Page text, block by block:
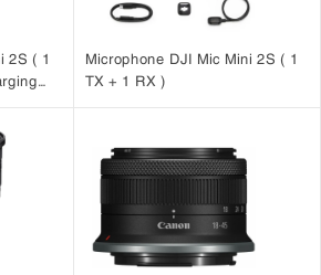
2S ( 1
Microphone DJI Mic Mini 2S ( 1
TX + 1 RX )